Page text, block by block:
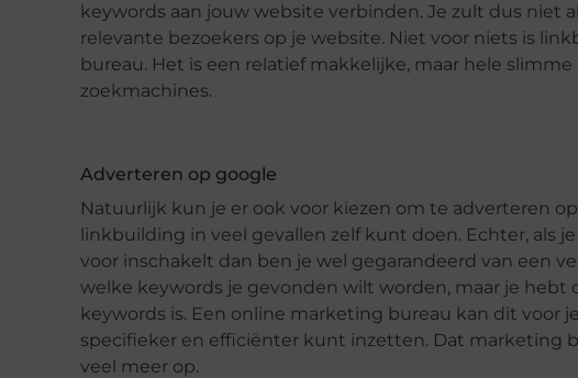
keywords aan jouw website verbinden. Je zult dus niet
relevante bezoekers op je website. Niet voor niets is
bureau. Het is een relatief makkelijke, maar hele
zoekmachines.
Adverteren op google
Natuurlijk kun je er ook voor kiezen om te adverteren
linkbuilding in veel gevallen zelf kunt doen. Echter, als
voor inschakelt dan ben je wel gegarandeerd van een
welke keywords je gevonden wilt worden, maar je
keywords is. Een online marketing bureau kan dit
specifieker en efficiënter kunt inzetten. Dat marketing
veel meer op.